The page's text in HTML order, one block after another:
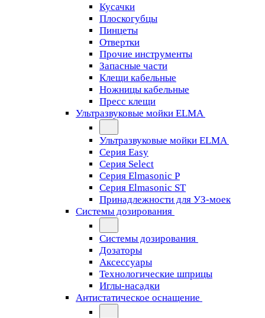
Кусачки
Плоскогубцы
Пинцеты
Отвертки
Прочие инструменты
Запасные части
Клещи кабельные
Ножницы кабельные
Пресс клещи
Ультразвуковые мойки ELMA
Ультразвуковые мойки ELMA
Серия Easy
Серия Select
Серия Elmasonic P
Серия Elmasonic ST
Принадлежности для УЗ-моек
Системы дозирования
Системы дозирования
Дозаторы
Аксессуары
Технологические шприцы
Иглы-насадки
Антистатическое оснащение